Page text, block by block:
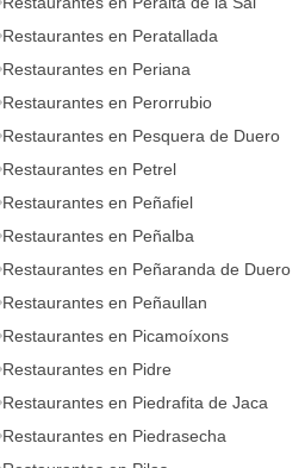
Restaurantes en Peratallada
Restaurantes en Periana
Restaurantes en Perorrubio
Restaurantes en Pesquera de Duero
Restaurantes en Petrel
Restaurantes en Peñafiel
Restaurantes en Peñalba
Restaurantes en Peñaranda de Duero
Restaurantes en Peñaullan
Restaurantes en Picamoíxons
Restaurantes en Pidre
Restaurantes en Piedrafita de Jaca
Restaurantes en Piedrasecha